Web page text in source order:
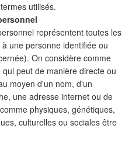
utilisés.
représentent toutes les
une personne identifiée ou
On considère comme
peut de manière directe ou
moyen d'un nom, d'un
une adresse internet ou de
physiques, génétiques,
culturelles ou sociales être